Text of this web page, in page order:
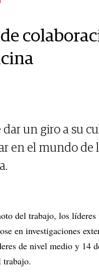
un giro a su
en el mundo de
del trabajo, los
en investigaciones
de nivel medio y 14